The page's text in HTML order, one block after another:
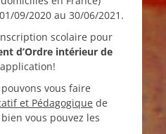
09/2020 au 30/06/2021.
scolaire pour
d’Ordre intérieur de
vous faire
et Pédagogique de
vous pouvez les